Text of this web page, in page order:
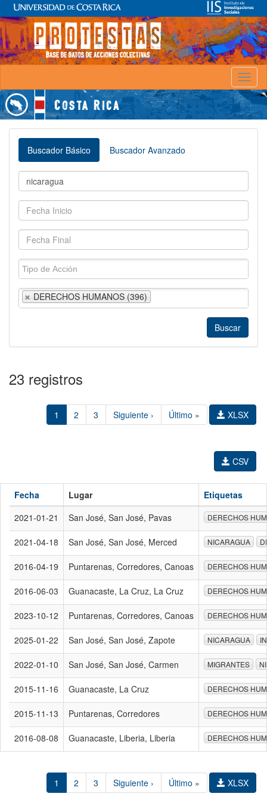
Buscador Básico Buscador Avanzado
DERECHOS HUMANOS (396)
23 registros
1 2 3 Siguiente › Último » XLSX
CSV
Fecha Lugar
Etiquetas
2021-01-21
San José, San José, Pavas DERECHOS
2021-04-18 San José, San José, Merced NICARAGUA
2016-04-19 Puntarenas, Corredores, Canoas DERECHOS
2016-06-03 Guanacaste, La Cruz, La Cruz DERECHOS
2023-10-12 Puntarenas, Corredores, Canoas DERECHOS
2025-01-22 San José, San José, Zapote NICARAGUA
2022-01-10 San José, San José, Carmen MIGRANTES
2015-11-16 Guanacaste, La Cruz DERECHOS
2015-11-13 Puntarenas, Corredores DERECHOS
2016-08-08 Guanacaste, Liberia, Liberia DERECHOS
1 2 3 Siguiente › Último » XLSX